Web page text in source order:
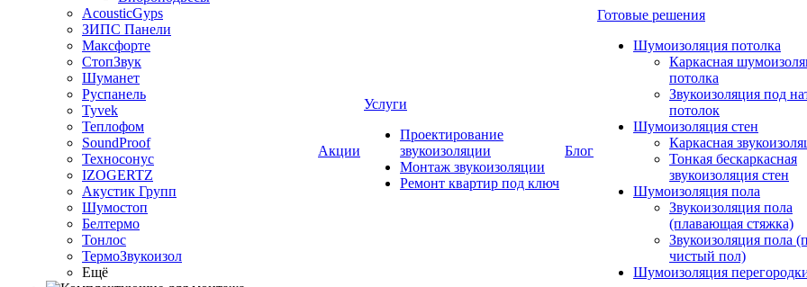
AcousticGyps
ЗИПС Панели
Максфорте
СтопЗвук
Шуманет
Руспанель
Tyvek
Теплофом
SoundProof
Техносонус
IZOGERTZ
Акустик Групп
Шумостоп
Белтермо
Тонлос
ТермоЗвукоизол
Ещё
Акции
Услуги
Проектирование
звукоизоляции
Монтаж звукоизоляции
Ремонт квартир под ключ
Блог
Готовые решения
Шумоизоляция потолка
Каркасная
потолка
Звукоизоляция под
потолок
Шумоизоляция стен
Каркасная
Тонкая бескаркасная
звукоизоляция стен
Шумоизоляция пола
Звукоизоляция пола
(плавающая стяжка)
Звукоизоляция пола
чистый пол)
Шумоизоляция